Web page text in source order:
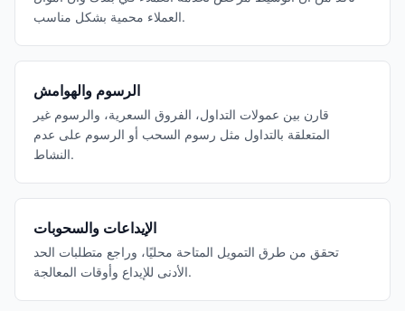
العملاء محمية بشكل مناسب.
الرسوم والهوامش
قارن بين عمولات التداول، الفروق السعرية، والرسوم غير
المتعلقة بالتداول مثل رسوم السحب أو الرسوم على عدم
النشاط.
الإيداعات والسحوبات
تحقق من طرق التمويل المتاحة محليًا، وراجع متطلبات الحد
الأدنى للإيداع وأوقات المعالجة.